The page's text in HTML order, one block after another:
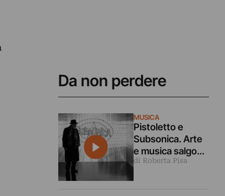
Da non perdere
MUSICA
Pistoletto e
Subsonica. Arte
e musica salgono
sul palco a Roma
di Roberta Pisa